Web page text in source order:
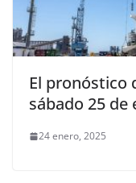
El pronóstico
sábado 25 de
24 enero, 2025